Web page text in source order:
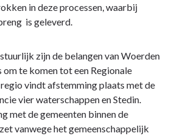
in deze processen, waarbij
is geleverd.
zijn de belangen van Woerden
te komen tot een Regionale
vindt afstemming plaats met de
vier waterschappen en Stedin.
met de gemeenten binnen de
vanwege het gemeenschappelijk